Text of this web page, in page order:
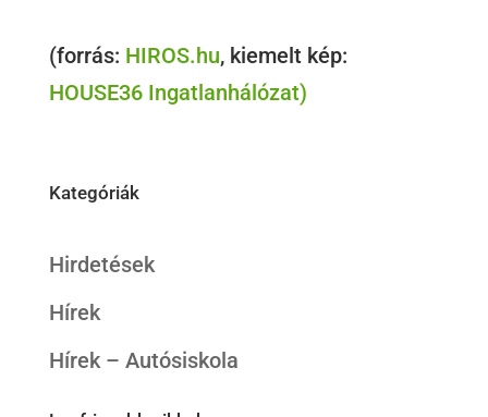
(forrás: HIROS.hu, kiemelt kép:
HOUSE36 Ingatlanhálózat)
Kategóriák
Hirdetések
Hírek
Hírek – Autósiskola